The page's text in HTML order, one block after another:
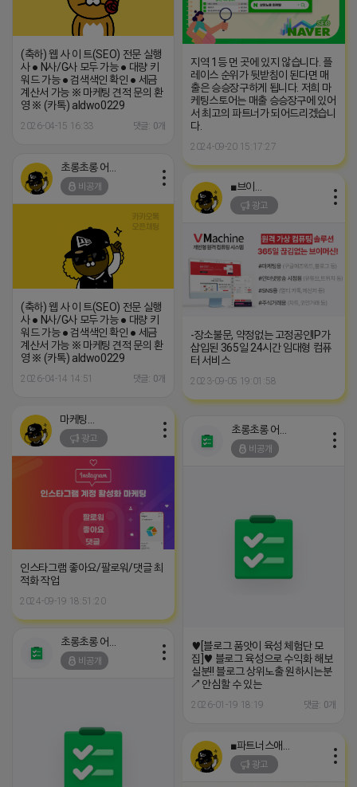
(축하) 웹 사 이 트(SEO) 전문 실행
사 ● N사/G사 모두 가능 ● 대량 키
워드 가능 ● 검색색인 확인 ● 세금
계산서 가능 ※ 마케팅 견적 문의 환
영 ※ (카톡) aldwo0229
2026-04-15 16:33 댓글: 0개
지역 1등 먼 곳에 있지 않습니다. 플
레이스 순위가 뒷받침이 된다면 매
출은 승승장구하게 됩니다. 저희 마
케팅스토어는 매출 승승장구에 있어
서 최고의 파트너가 되어드리겠습니
다.
2024-09-20 15:17:27
비공개
(축하) 웹 사 이 트(SEO) 전문 실행
사 ● N사/G사 모두 가능 ● 대량 키
워드 가능 ● 검색색인 확인 ● 세금
계산서 가능 ※ 마케팅 견적 문의 환
영 ※ (카톡) aldwo0229
2026-04-14 14:51 댓글: 0개
광고
-장소불문, 약정없는 고정공인IP가
삽입된 365일 24시간 임대형 컴퓨
터 서비스
2023-09-05 19:01:58
광고
인스타그램 좋아요/팔로워/댓글 최
적화 작업
2024-09-19 18:51:20
비공개
♥[블로그 품앗이 육성 체험단 모
집]♥ 블로그 육성으로 수익화 해보
실분!! 블로그 상위노출 원하시는분
↗ 안심할 수 있는
2026-01-19 18:19 댓글: 0개
비공개
광고